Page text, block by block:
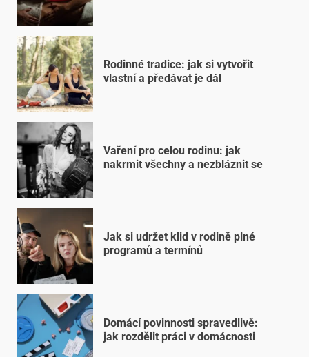
Rodinné tradice: jak si vytvořit
vlastní a předávat je dál
Vaření pro celou rodinu: jak
nakrmit všechny a nezbláznit se
Jak si udržet klid v rodině plné
programů a termínů
Domácí povinnosti spravedlivě:
jak rozdělit práci v domácnosti